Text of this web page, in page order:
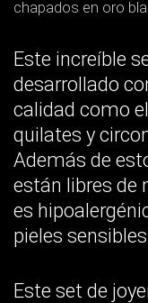
chapados en oro
Este increíble
desarrollado
calidad como
quilates y
Además de
están libres de
es
pieles
Este set de